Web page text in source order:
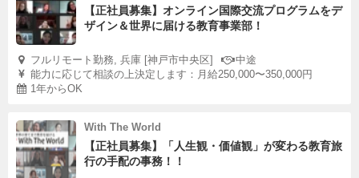
【正社員募集】オンライン国際交流プログラムをデ
ザイン＆世界に届ける教育事業部！
フルリモート勤務, 兵庫 [神戸市中央区]
中途
能力に応じて相談の上決定します：月給250,000〜350,000円
1年からOK
With The World
【正社員募集】「人生観・価値観」が変わる教育旅
行の手配の事務！！